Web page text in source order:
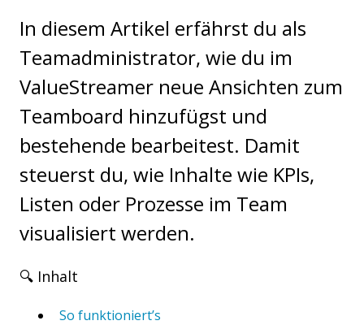
In diesem Artikel erfährst du als
Teamadministrator, wie du im
ValueStreamer neue Ansichten zum
Teamboard hinzufügst und
bestehende bearbeitest. Damit
steuerst du, wie Inhalte wie KPIs,
Listen oder Prozesse im Team
visualisiert werden.
🔍 Inhalt
So funktioniert’s